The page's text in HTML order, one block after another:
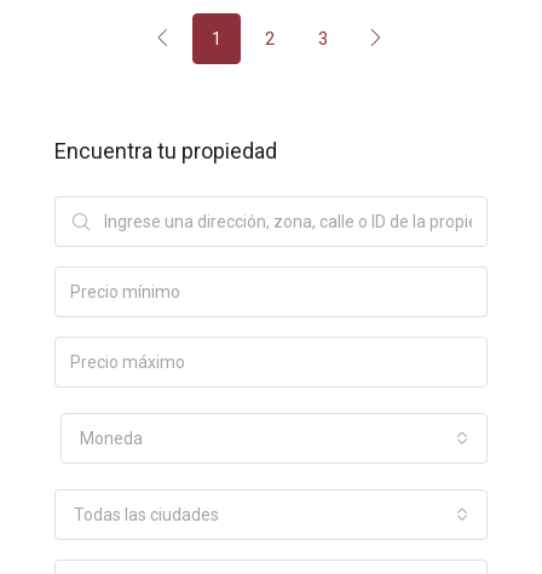
1 2 3
Encuentra tu propiedad
Moneda
Todas las ciudades